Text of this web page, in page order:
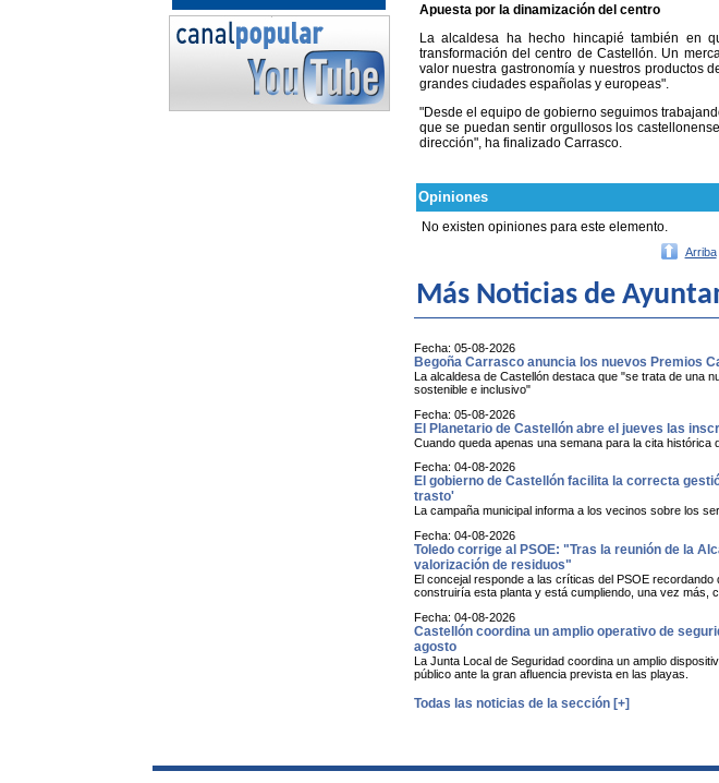
Apuesta por la dinamización del centro
La alcaldesa ha hecho hincapié también en
transformación del centro de Castellón. Un
valor nuestra gastronomía y nuestros productos
grandes ciudades españolas y europeas".
"Desde el equipo de gobierno seguimos
que se puedan sentir orgullosos los
dirección", ha finalizado Carrasco.
Opiniones
No existen opiniones para este elemento.
Arriba
Más Noticias de
Fecha: 05-08-2026
Begoña Carrasco anuncia los nuevos Premios
La alcaldesa de Castellón destaca que "se trata de una
sostenible e inclusivo"
Fecha: 05-08-2026
El Planetario de Castellón abre el jueves las
Cuando queda apenas una semana para la cita histórica
Fecha: 04-08-2026
El gobierno de Castellón facilita la correcta
trasto'
La campaña municipal informa a los vecinos sobre los
Fecha: 04-08-2026
Toledo corrige al PSOE: "Tras la reunión de la
valorización de residuos"
El concejal responde a las críticas del PSOE
construiría esta planta y está cumpliendo, una vez más,
Fecha: 04-08-2026
Castellón coordina un amplio operativo de
agosto
La Junta Local de Seguridad coordina un amplio
público ante la gran afluencia prevista en las playas.
Todas las noticias de la sección [+]